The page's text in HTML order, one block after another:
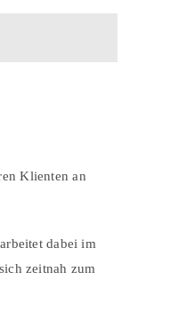
Klienten an
dabei im
zeitnah zum